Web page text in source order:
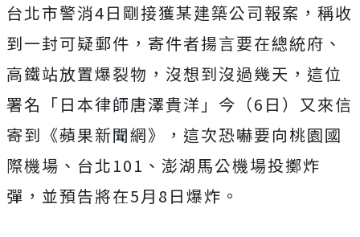
台北市警消4日剛接獲某建築公司報案，稱收
到一封可疑郵件，寄件者揚言要在總統府、
高鐵站放置爆裂物，沒想到沒過幾天，這位
署名「日本律師唐澤貴洋」今（6 日）又來信
寄到《蘋果新聞網》，這次恐嚇要向桃園國
際機場、台北101、澎湖馬公機場投擲炸
彈，並預告將在5月 8 日爆炸。